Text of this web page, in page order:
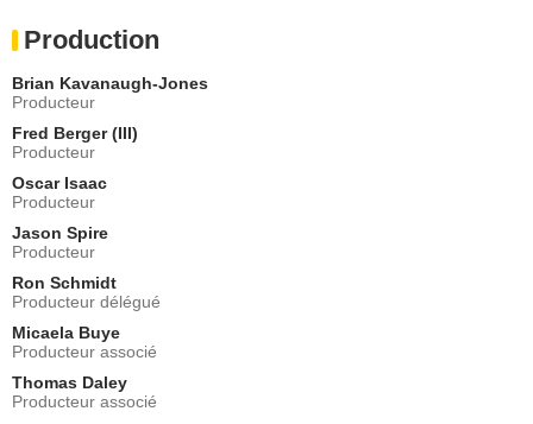
Production
Brian Kavanaugh-Jones
Producteur
Fred Berger (III)
Producteur
Oscar Isaac
Producteur
Jason Spire
Producteur
Ron Schmidt
Producteur délégué
Micaela Buye
Producteur associé
Thomas Daley
Producteur associé